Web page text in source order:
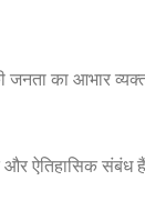
जनता का आभार
ऐतिहासिक संबंध